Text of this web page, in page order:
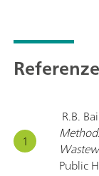
R.B.
Public